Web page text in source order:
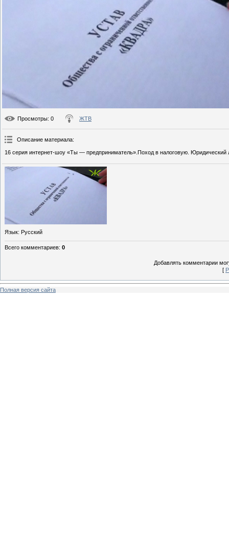
Просмотры: 0 ЖТВ
Описание материала:
16 серия интернет-шоу «Ты — предприниматель».Поход в налоговую. Юридический
Язык: Русский
Всего комментариев: 0
Добавлять комментарии
[
Полная версия сайта